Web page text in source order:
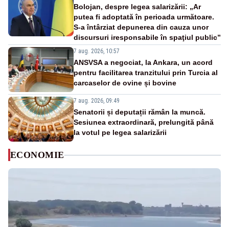
Bolojan, despre legea salarizării: „Ar
putea fi adoptată în perioada următoare.
S-a întârziat depunerea din cauza unor
discursuri iresponsabile în spaţiul public”
7 aug. 2026, 10:57
ANSVSA a negociat, la Ankara, un acord
pentru facilitarea tranzitului prin Turcia al
carcaselor de ovine și bovine
7 aug. 2026, 09:49
Senatorii și deputații rămân la muncă.
Sesiunea extraordinară, prelungită până
la votul pe legea salarizării
ECONOMIE